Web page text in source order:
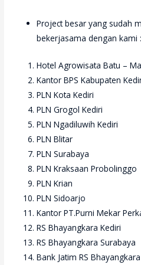
Project besar yang sudah
bekerjasama dengan kami :
Hotel Agrowisata Batu –
Kantor BPS Kabupaten
PLN Kota Kediri
PLN Grogol Kediri
PLN Ngadiluwih Kediri
PLN Blitar
PLN Surabaya
PLN Kraksaan Probolinggo
PLN Krian
PLN Sidoarjo
Kantor PT.Purni Mekar
RS Bhayangkara Kediri
RS Bhayangkara Surabaya
Bank Jatim RS